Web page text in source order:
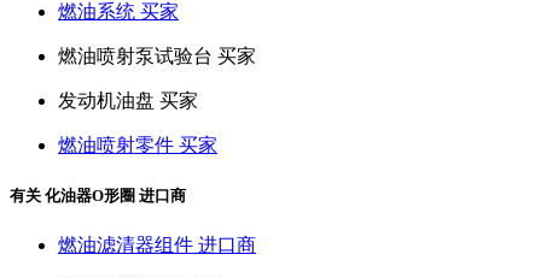
燃油系统 买家
燃油喷射泵试验台 买家
发动机油盘 买家
燃油喷射零件 买家
有关 化油器O形圈 进口商
燃油滤清器组件 进口商